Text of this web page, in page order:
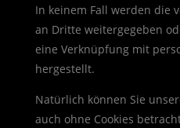
In keinem Fall werden die
an Dritte weitergegeben
eine Verknüpfung mit
hergestellt.
Natürlich können Sie
auch ohne Cookies